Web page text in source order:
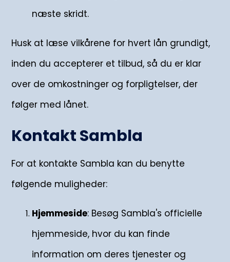
næste skridt.
Husk at læse vilkårene for hvert lån grundigt,
inden du accepterer et tilbud, så du er klar
over de omkostninger og forpligtelser, der
følger med lånet.
Kontakt Sambla
For at kontakte Sambla kan du benytte
følgende muligheder:
Hjemmeside: Besøg Sambla's officielle
hjemmeside, hvor du kan finde
information om deres tjenester og